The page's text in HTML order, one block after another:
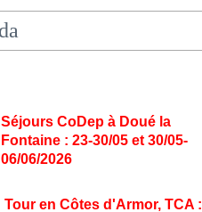
Séjours CoDep à Doué la
Fontaine : 23-30/05 et 30/05-
06/06/2026
Tour en Côtes d'Armor, TCA :